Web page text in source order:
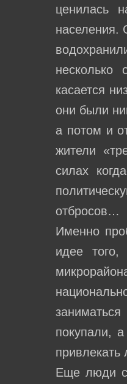
ценилась
населения.
несколько
касается
они были
а потом и
жители
силах
отбросов…
Именно
идее
покупали,
привлекать
Еще люди